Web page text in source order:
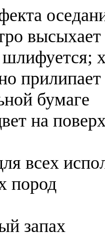
высыхает
прилипает
бумаге
на
всех
пород
запах